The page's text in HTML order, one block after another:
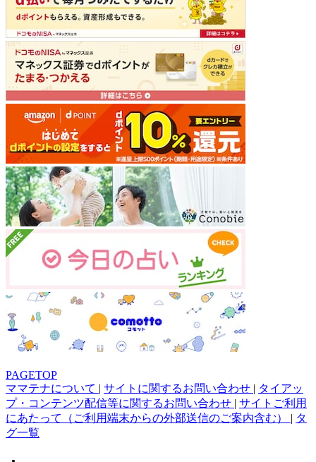
PAGETOP
ママテナについて | サイトに関するお問い合わせ | タイアッ
プ・コンテンツ配信等に関するお問い合わせ | サイトご利用
にあたって（ご利用端末からの外部送信のご案内含む） | タ
グ一覧